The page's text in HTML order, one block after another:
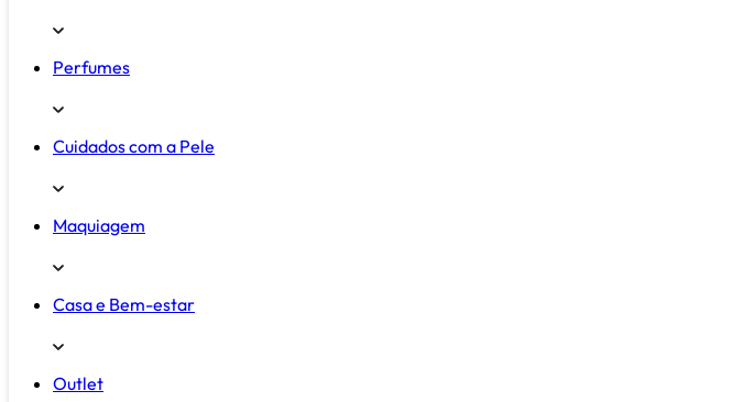
Perfumes
Cuidados com a Pele
Maquiagem
Casa e Bem-estar
Outlet